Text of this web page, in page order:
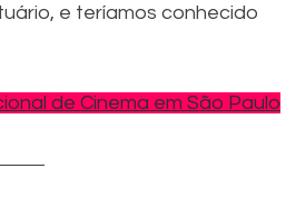
e teríamos conhecido
de Cinema em São Paulo